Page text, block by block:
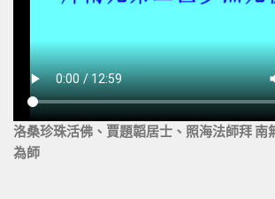
洛桑珍珠活佛、賈題韜居士、照海法師拜 南
為師